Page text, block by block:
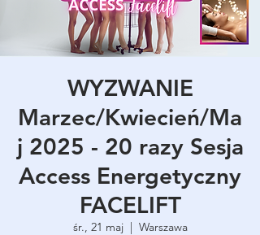
WYZWANIE
Marzec/Kwiecień/Ma
j 2025 - 20 razy Sesja
Access Energetyczny
FACELIFT
śr., 21 maj
  |
Warszawa